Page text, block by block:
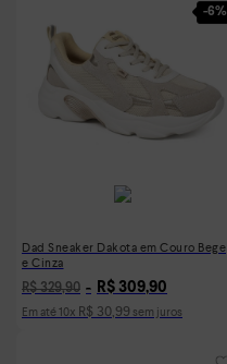
-6%
Dad Sneaker Dakota em Couro Bege
e Cinza
R$ 329,90 R$ 309,90
Em até 10x R$ 30,99 sem juros